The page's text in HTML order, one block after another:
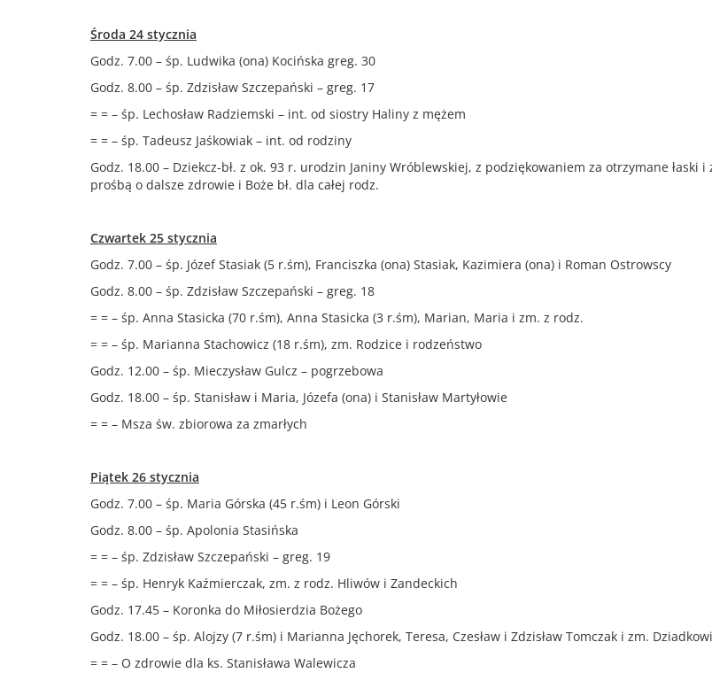
Środa 24 stycznia
Godz. 7.00 – śp. Ludwika (ona) Kocińska greg. 30
Godz. 8.00 – śp. Zdzisław Szczepański – greg. 17
= = – śp. Lechosław Radziemski – int. od siostry Haliny z mężem
= = – śp. Tadeusz Jaśkowiak – int. od rodziny
Godz. 18.00 – Dziekcz-bł. z ok. 93 r. urodzin Janiny Wróblewskiej, z podziękowaniem za otrzymane łaski i
prośbą o dalsze zdrowie i Boże bł. dla całej rodz.
Czwartek 25 stycznia
Godz. 7.00 – śp. Józef Stasiak (5 r.śm), Franciszka (ona) Stasiak, Kazimiera (ona) i Roman Ostrowscy
Godz. 8.00 – śp. Zdzisław Szczepański – greg. 18
= = – śp. Anna Stasicka (70 r.śm), Anna Stasicka (3 r.śm), Marian, Maria i zm. z rodz.
= = – śp. Marianna Stachowicz (18 r.śm), zm. Rodzice i rodzeństwo
Godz. 12.00 – śp. Mieczysław Gulcz – pogrzebowa
Godz. 18.00 – śp. Stanisław i Maria, Józefa (ona) i Stanisław Martyłowie
= = – Msza św. zbiorowa za zmarłych
Piątek 26 stycznia
Godz. 7.00 – śp. Maria Górska (45 r.śm) i Leon Górski
Godz. 8.00 – śp. Apolonia Stasińska
= = – śp. Zdzisław Szczepański – greg. 19
= = – śp. Henryk Kaźmierczak, zm. z rodz. Hliwów i Zandeckich
Godz. 17.45 – Koronka do Miłosierdzia Bożego
Godz. 18.00 – śp. Alojzy (7 r.śm) i Marianna Jęchorek, Teresa, Czesław i Zdzisław Tomczak i zm.
= = – O zdrowie dla ks. Stanisława Walewicza